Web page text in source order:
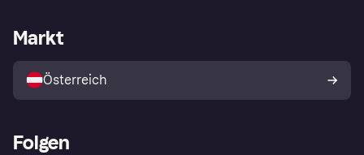
Shops entdecken
Händlerportal
Markt
Österreich
Folgen